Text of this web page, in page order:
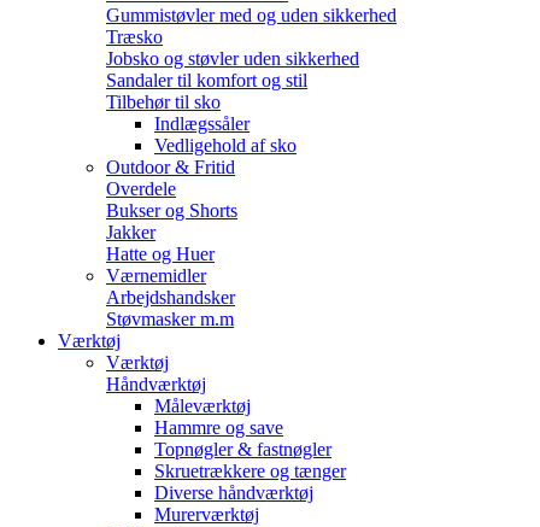
Gummistøvler med og uden sikkerhed
Træsko
Jobsko og støvler uden sikkerhed
Sandaler til komfort og stil
Tilbehør til sko
Indlægssåler
Vedligehold af sko
Outdoor & Fritid
Overdele
Bukser og Shorts
Jakker
Hatte og Huer
Værnemidler
Arbejdshandsker
Støvmasker m.m
Værktøj
Værktøj
Håndværktøj
Måleværktøj
Hammre og save
Topnøgler & fastnøgler
Skruetrækkere og tænger
Diverse håndværktøj
Murerværktøj